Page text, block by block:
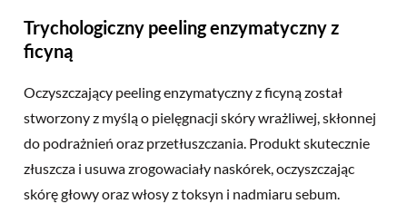
Trychologiczny peeling enzymatyczny z
ficyną
Oczyszczający peeling enzymatyczny z ficyną został
stworzony z myślą o pielęgnacji skórywrażliwej, skłonnej
do podrażnień oraz przetłuszczania. Produkt skutecznie
złuszcza i usuwa zrogowaciały naskórek, oczyszczając
skórę głowy oraz włosy z toksyn i nadmiaru sebum.